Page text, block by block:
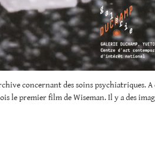
concernant des soins psychiatriques. A
le premier film de Wiseman. Il y a des